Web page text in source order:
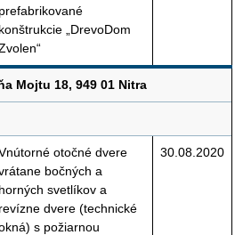
prefabrikované
konštrukcie „DrevoDom
Mojtu 18, 949 01 Nitra
otočné dvere
bočných a
horných svetlíkov a
revízne dvere (technické
s požiarnou
30.08.2020